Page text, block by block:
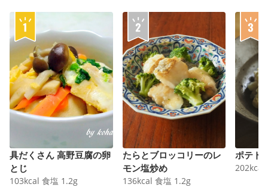
具だくさん 高野豆腐の卵
とじ
103kcal 食塩 1.2g
たらとブロッコリーのレ
モン塩炒め
136kcal 食塩 1.2g
ポテト
202kcal